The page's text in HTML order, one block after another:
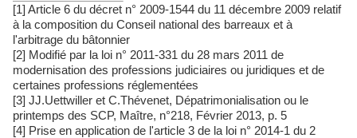
[1] Article 6 du décret n° 2009-1544 du 11 décembre 2009 relatif
à la composition du Conseil national des barreaux et à
l'arbitrage du bâtonnier
[2] Modifié par la loi n° 2011-331 du 28 mars 2011 de
modernisation des professions judiciaires ou juridiques et de
certaines professions réglementées
[3] JJ.Uettwiller et C.Thévenet, Dépatrimonialisation ou le
printemps des SCP, Maître, n°218, Février 2013, p. 5
[4] Prise en application de l'article 3 de la loi n° 2014-1 du 2